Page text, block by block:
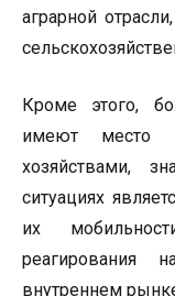
аграрной
Кроме этого,
имеют место
хозяйствами,
ситуациях
их
реагирования
внутреннем